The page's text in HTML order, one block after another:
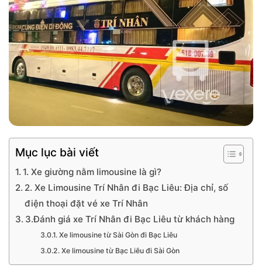
Mục lục bài viết
1. Xe giường nằm limousine là gì?
2. Xe Limousine Trí Nhân đi Bạc Liêu: Địa chỉ, số
điện thoại đặt vé xe Trí Nhân
3.Đánh giá xe Trí Nhân đi Bạc Liêu từ khách hàng
Xe limousine từ Sài Gòn đi Bạc Liêu
Xe limousine từ Bạc Liêu đi Sài Gòn